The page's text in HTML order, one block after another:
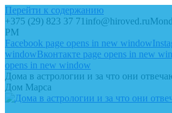
Перейти к содержанию
+375 (29) 823 37 71 info@hiroved.ru
PM
Facebook page opens in new window
windowВконтакте page opens in new
opens in new window
Дома в астрологии и за что они
Дом Марса